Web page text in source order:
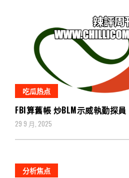
吃瓜热点
FBI算舊帳 炒BLM示威執勤探員
29 9 月, 2025
分析焦点